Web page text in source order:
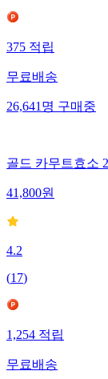
375 적립
무료배송
26,641 명 구매중
골드 카무트효소
41,800원
4.2
(17)
1,254적립
무료배송